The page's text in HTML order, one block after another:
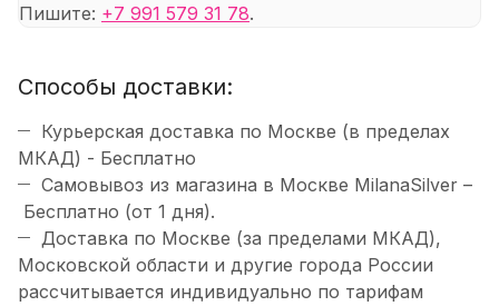
Пишите: +7 991 579 31 78.
Способы доставки:
Курьерская доставка по Москве (в пределах
МКАД) - Бесплатно
Самовывоз из магазина в Москве MilanaSilver –
Бесплатно (от 1 дня).
Доставка по Москве (за пределами МКАД),
Московской области и другие города России
рассчитывается индивидуально по тарифам